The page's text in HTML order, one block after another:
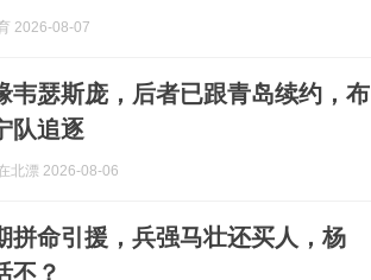
2026-08-07
韦瑟斯庞，后者已跟青岛续约，布
队追逐
北漂 2026-08-06
拼命引援，兵强马壮还买人，杨
不？